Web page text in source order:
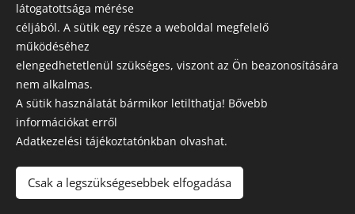
SZAKRENDELÉSEK
Előzetes előjegyzés szükséges!
Esztétikai, orvosi központ és labor
Leírásaink tájékoztató jellegűek, a változtatás jogát fenntartjuk
2021 © MINDEN JOG FENNTARTVA
látogatottsága mérése
céljából. A sütik egy része a weboldal megfelelő
működéséhez
elengedhetetlenül szükséges, viszont az Ön beazonosítására
nem alkalmas.
A sütik használatát bármikor letilthatja! Bővebb
információkat erről
Adatkezelési tájékoztatónkban olvashat.
Csak a legszükségesebbek elfogadása